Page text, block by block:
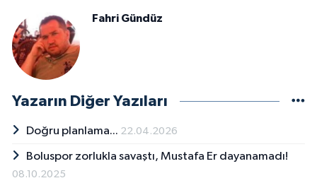
Fahri Gündüz
Yazarın Diğer Yazıları
Doğru planlama... 22.04.2026
Boluspor zorlukla savaştı, Mustafa Er dayanamadı!
08.10.2025